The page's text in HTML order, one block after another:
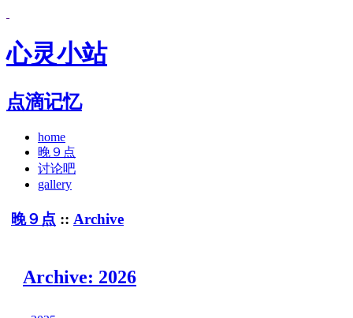
心灵小站
点滴记忆
home
晚９点
讨论吧
gallery
晚９点 :: Archive
Archive: 2026